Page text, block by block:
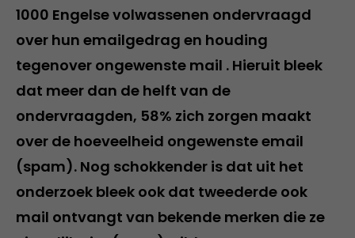
1000 Engelse volwassenen ondervraagd
over hun emailgedrag en houding
tegenover ongewenste mail . Hieruit bleek
dat meer dan de helft van de
ondervraagden, 58% zich zorgen maakt
over de hoeveelheid ongewenste email
(spam). Nog schokkender is dat uit het
onderzoek bleek ook dat tweederde ook
mail ontvangt van bekende merken die ze